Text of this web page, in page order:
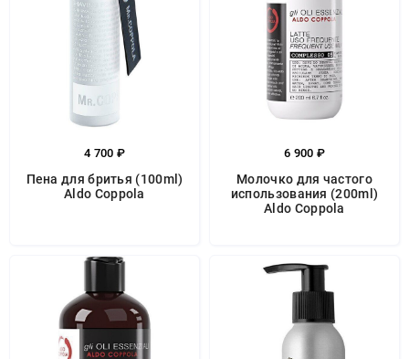
4 700 ₽
Пена для бритья (100ml)
Aldo Coppola
6 900 ₽
Молочко для частого
использования (200ml)
Aldo Coppola